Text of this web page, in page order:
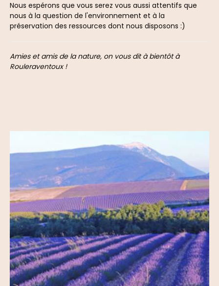
Nous espérons que vous serez vous aussi attentifs que
nous à la question de l'environnement et à la
préservation des ressources dont nous disposons :)
Amies et amis de la nature, on vous dit à bientôt à
Rouleraventoux !